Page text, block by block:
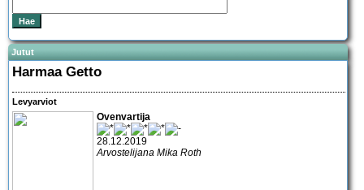
Jutut
Harmaa Getto
Levyarviot
Ovenvartija
28.12.2019
Arvostelijana Mika Roth